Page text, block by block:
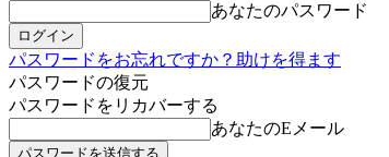
あなたのパスワード
パスワードをお忘れですか？助けを得ます
パスワードの復元
パスワードをリカバーする
あなたのEメール